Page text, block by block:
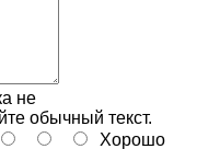
не
обычный текст.
Хорошо